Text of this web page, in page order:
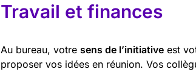
Travail et finances
Au bureau, votre sens de l’initiative est
proposer vos idées en réunion. Vos